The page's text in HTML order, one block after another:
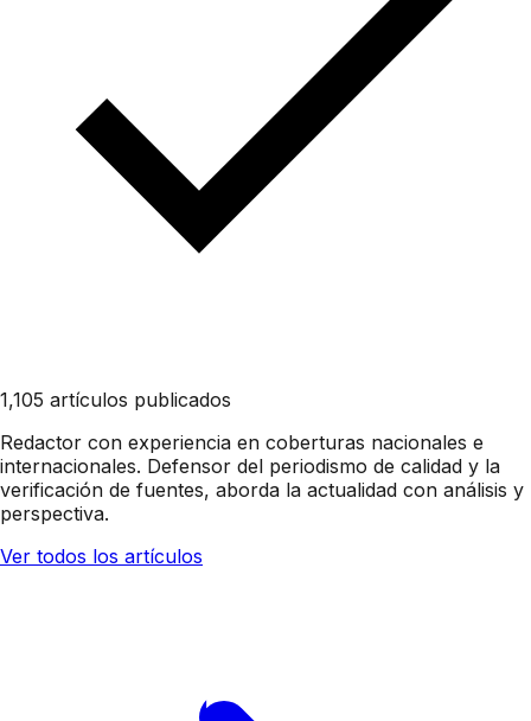
1,105 artículos publicados
Redactor con experiencia en coberturas nacionales e
internacionales. Defensor del periodismo de calidad y la
verificación de fuentes, aborda la actualidad con análisis y
perspectiva.
Ver todos los artículos